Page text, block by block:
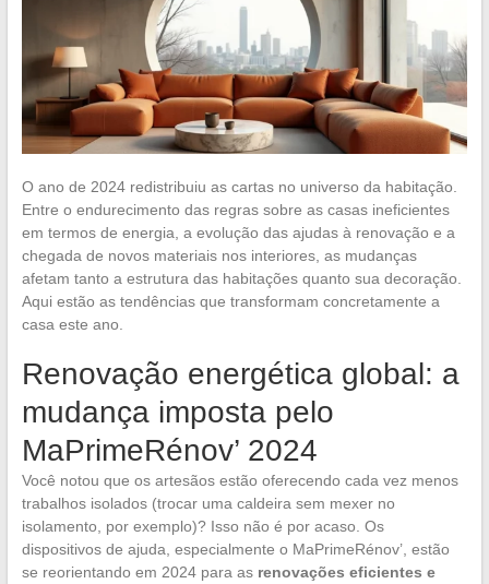
O ano de 2024 redistribuiu as cartas no universo da habitação.
Entre o endurecimento das regras sobre as casas ineficientes
em termos de energia, a evolução das ajudas à renovação e a
chegada de novos materiais nos interiores, as mudanças
afetam tanto a estrutura das habitações quanto sua decoração.
Aqui estão as tendências que transformam concretamente a
casa este ano.
Renovação energética global: a
mudança imposta pelo
MaPrimeRénov’ 2024
Você notou que os artesãos estão oferecendo cada vez menos
trabalhos isolados (trocar uma caldeira sem mexer no
isolamento, por exemplo)? Isso não é por acaso. Os
dispositivos de ajuda, especialmente o MaPrimeRénov’, estão
se reorientando em 2024 para as renovações eficientes e